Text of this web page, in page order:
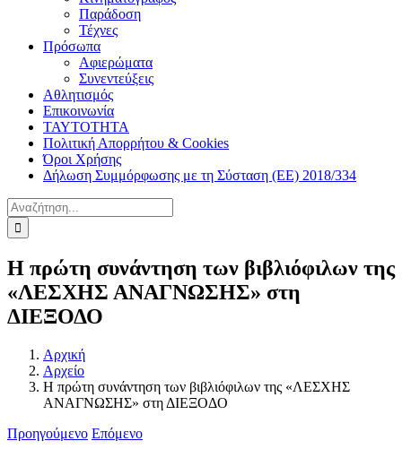
Παράδοση
Τέχνες
Πρόσωπα
Αφιερώματα
Συνεντεύξεις
Αθλητισμός
Επικοινωνία
ΤΑΥΤΟΤΗΤΑ
Πολιτική Απορρήτου & Cookies
Όροι Χρήσης
Δήλωση Συμμόρφωσης με τη Σύσταση (ΕΕ) 2018/334
Αναζήτηση
για:
Η πρώτη συνάντηση των βιβλιόφιλων της
«ΛΕΣΧΗΣ ΑΝΑΓΝΩΣΗΣ» στη
ΔΙΕΞΟΔΟ
Αρχική
Αρχείο
Η πρώτη συνάντηση των βιβλιόφιλων της «ΛΕΣΧΗΣ
ΑΝΑΓΝΩΣΗΣ» στη ΔΙΕΞΟΔΟ
Προηγούμενο Επόμενο